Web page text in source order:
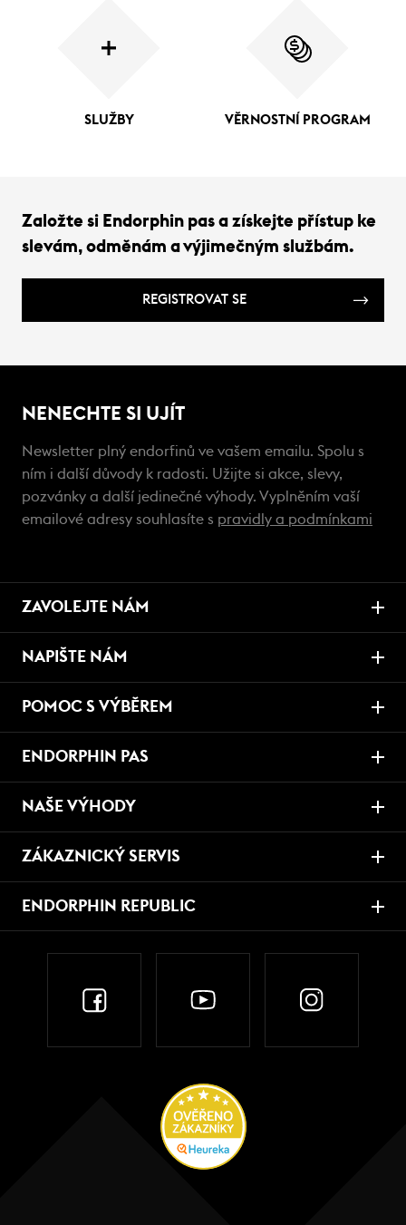
SLUŽBY VĚRNOSTNÍ PROGRAM
Založte si Endorphin pas a získejte přístup ke
slevám, odměnám a výjimečným službám.
REGISTROVAT SE
NENECHTE SI UJÍT
Newsletter plný endorfinů ve vašem emailu. Spolu s
ním i další důvody k radosti. Užijte si akce, slevy,
pozvánky a další jedinečné výhody. Vyplněním vaší
emailové adresy souhlasíte s pravidly a podmínkami
ZAVOLEJTE NÁM
NAPIŠTE NÁM
POMOC S VÝBĚREM
ENDORPHIN PAS
NAŠE VÝHODY
ZÁKAZNICKÝ SERVIS
ENDORPHIN REPUBLIC